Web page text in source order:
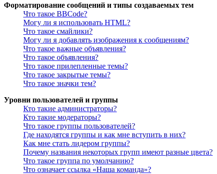
Форматирование сообщений и типы создаваемых тем
Что такое BBCode?
Могу ли я использовать HTML?
Что такое смайлики?
Могу ли я добавлять изображения к сообщениям?
Что такое важные объявления?
Что такое объявления?
Что такое прилепленные темы?
Что такое закрытые темы?
Что такое значки тем?
Уровни пользователей и группы
Кто такие администраторы?
Кто такие модераторы?
Что такое группы пользователей?
Где находятся группы и как мне вступить в них?
Как мне стать лидером группы?
Почему названия некоторых групп имеют разные цвета?
Что такое группа по умолчанию?
Что означает ссылка «Наша команда»?